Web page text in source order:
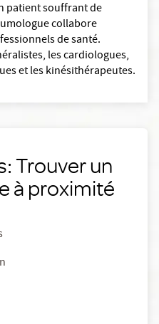
patient souffrant de
collabore
de santé.
les cardiologues,
et les kinésithérapeutes.
Trouver un
à proximité